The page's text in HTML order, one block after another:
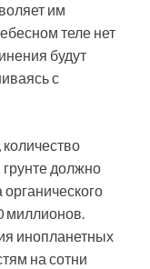
им
теле нет
будут
с
должно
миллионов.
инопланетных
на сотни